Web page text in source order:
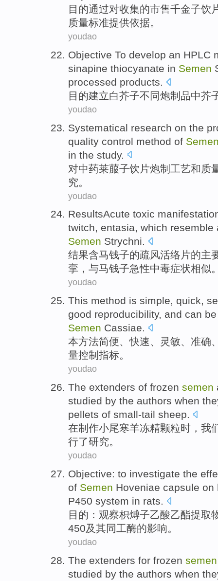
目的通过对收集的市售千金子饮
质量标准提供依据。
youdao
Objective To develop an HPLC
sinapine thiocyanate in Semen
processed products.
目的建立白芥子不同炮制品中芥
youdao
Systematical research on the
quality control method of
in the study.
对中药莱菔子饮片炮制工艺和 质
究 。
youdao
ResultsAcute toxic
twitch, entasia, which resemble
Semen Strychni.
结果含马钱子的疏风活络片的主
挛 ，与马钱子急性中毒症状相似
youdao
This method is simple, quick,
good reproducibility, and can be
Semen Cassiae.
本方法简便、快速、 灵敏、 准确
量控制 指标。
youdao
The extenders of frozen semen
studied by the authors when
pellets of small-tail sheep.
在制作小尾寒羊冻精颗粒时 ，我
行了研究。
youdao
Objective: to investigate the
of Semen Hoveniae capsule on
P450 system in rats.
目的 ： 观察枳煿子乙酸乙酯提取
450及其同工酶的影响。
youdao
The extenders for frozen semen
studied by the authors when